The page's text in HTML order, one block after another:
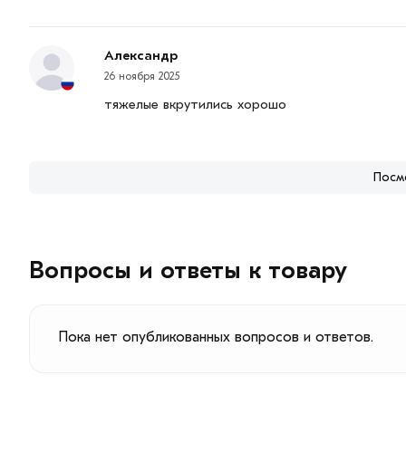
Александр
26 ноября 2025
тяжелые вкрутились хорошо
Вопросы и ответы к товару
Пока нет опубликованных вопросов и ответов.